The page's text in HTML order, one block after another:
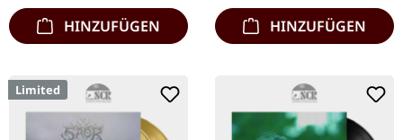
HINZUFÜGEN HINZUFÜGEN
Limited